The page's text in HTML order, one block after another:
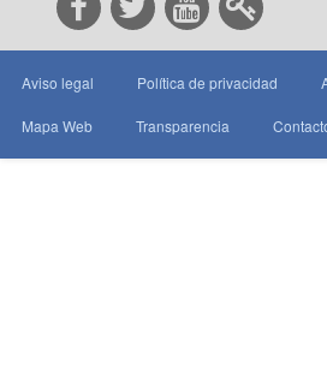
Aviso legal Política de privacidad
Mapa Web Transparencia